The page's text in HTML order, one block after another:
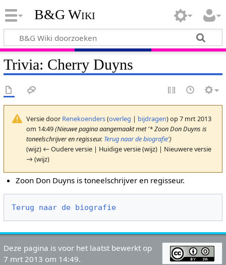
B&G Wiki
Trivia: Cherry Duyns
Versie door Renekoenders(overleg | bijdragen)op 7 mrt 2013
om 14:49(Nieuwe pagina aangemaakt met '* Zoon Don Duyns is
toneelschrijver en regisseur. Terug naar de biografie')
(wijz) ← Oudere versie | Huidige versie (wijz) | Nieuwere versie
→ (wijz)
Zoon Don Duyns is toneelschrijver en regisseur.
Terug naar de biografie
Deze pagina is voor het laatst bewerkt op
7 mrt 2013 om 14:49.